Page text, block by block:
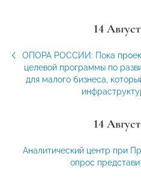
14
ОПОРА РОССИИ: Пока
целевой программы по
для малого бизнеса,
14
Аналитический центр при
опрос